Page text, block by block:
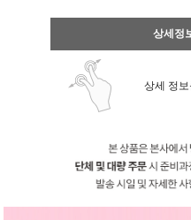
상세정
상세 정